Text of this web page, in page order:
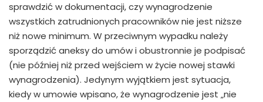
sprawdzić w dokumentacji, czy wynagrodzenie
wszystkich zatrudnionych pracowników nie jest niższe
niż nowe minimum. W przeciwnym wypadku należy
sporządzić aneksy do umów i obustronnie je podpisać
(nie później niż przed wejściem w życie nowej stawki
wynagrodzenia). Jedynym wyjątkiem jest sytuacja,
kiedy w umowie wpisano, że wynagrodzenie jest „nie